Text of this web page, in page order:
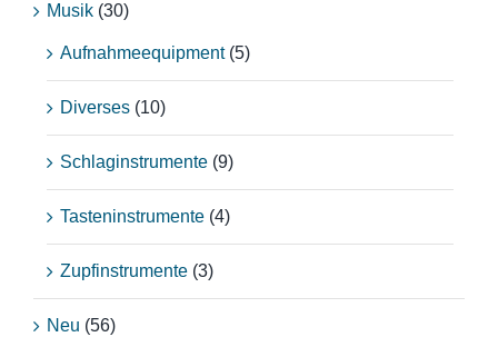
Musik (30)
Aufnahmeequipment (5)
Diverses (10)
Schlaginstrumente (9)
Tasteninstrumente (4)
Zupfinstrumente (3)
Neu (56)